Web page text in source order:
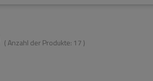
( Anzahl der Produkte: 17 )